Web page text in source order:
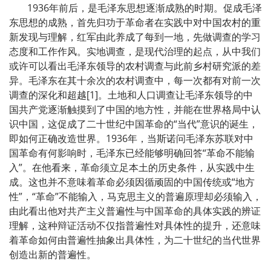
1936年前后，是毛泽东思想逐渐成熟的时期。促成毛泽
东思想的成熟，首先归功于革命者在实践中对中国农村的重
新发现与理解，红军由此养成了每到一地，先做调查的学习
态度和工作作风。实地调查，是现代治理的起点，从中我们
或许可以看出毛泽东领导的农村调查与此前乡村研究派的差
异。毛泽东在其十余次的农村调查中，每一次都有对前一次
调查的深化和超越[1]。土地和人口调查让毛泽东领导的中
国共产党逐渐触摸到了中国的地方性，并能在世界格局中认
识中国，这促成了二十世纪中国革命的“当代”意识的诞生，
即如何正确改造世界。1936年，当斯诺问毛泽东苏联对中
国革命有何影响时，毛泽东已经能够明确回答“革命不能输
入”。在他看来，革命须立足本土的历史条件，从实践中生
成。这也并不意味着革命必须因循顽固的中国传统或“地方
性”，“革命”不能输入，马克思主义的普遍原理却必须输入，
由此看出他对共产主义普遍性与中国革命的具体实践的辨证
理解，这种辩证活动不仅指普遍性对具体性的提升，还意味
着革命如何由普遍性抽象出具体性，为二十世纪的当代世界
创造出新的普遍性。